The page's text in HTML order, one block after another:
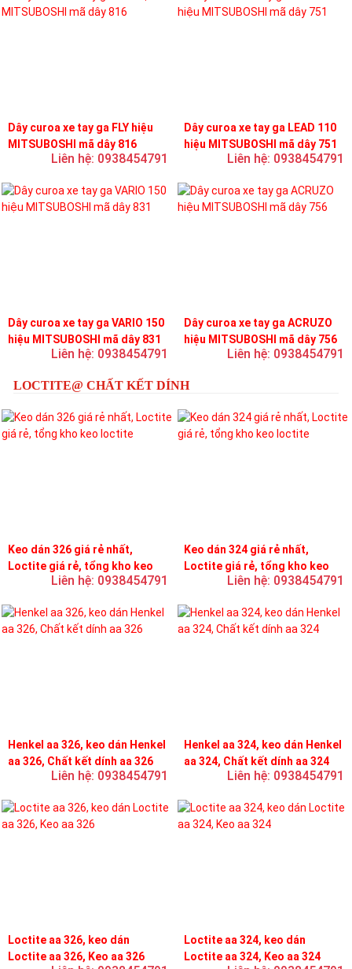
Dây curoa xe tay ga FLY hiệu
MITSUBOSHI mã dây 816
Liên hệ: 0938454791
Dây curoa xe tay ga LEAD 110
hiệu MITSUBOSHI mã dây 751
Liên hệ: 0938454791
Dây curoa xe tay ga VARIO 150
hiệu MITSUBOSHI mã dây 831
Liên hệ: 0938454791
Dây curoa xe tay ga ACRUZO
hiệu MITSUBOSHI mã dây 756
Liên hệ: 0938454791
LOCTITE@ CHẤT KẾT DÍNH
Keo dán 326 giá rẻ nhất,
Loctite giá rẻ, tổng kho keo
Liên hệ: 0938454791
Keo dán 324 giá rẻ nhất,
Loctite giá rẻ, tổng kho keo
Liên hệ: 0938454791
Henkel aa 326, keo dán Henkel
aa 326, Chất kết dính aa 326
Liên hệ: 0938454791
Henkel aa 324, keo dán Henkel
aa 324, Chất kết dính aa 324
Liên hệ: 0938454791
Loctite aa 326, keo dán
Loctite aa 326, Keo aa 326
Loctite aa 324, keo dán
Loctite aa 324, Keo aa 324